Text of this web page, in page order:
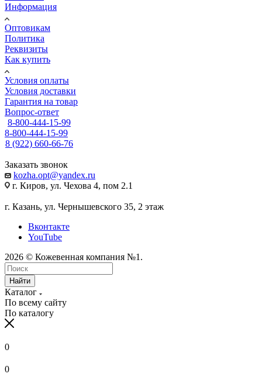
Информация
Оптовикам
Политика
Реквизиты
Как купить
Условия оплаты
Условия доставки
Гарантия на товар
Вопрос-ответ
8-800-444-15-99
8-800-444-15-99
8 (922) 660-66-76
Заказать звонок
kozha.opt@yandex.ru
г. Киров, ул. Чехова 4, пом 2.1
г. Казань, ул. Чернышевского 35, 2 этаж
Вконтакте
YouTube
2026 © Кожевенная компания №1.
Найти
Каталог
По всему сайту
По каталогу
0
0